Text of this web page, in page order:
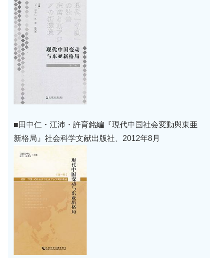
■田中仁・江沛・許育銘編『現代中国社会変動與東亜
新格局』社会科学文献出版社、2012年8月